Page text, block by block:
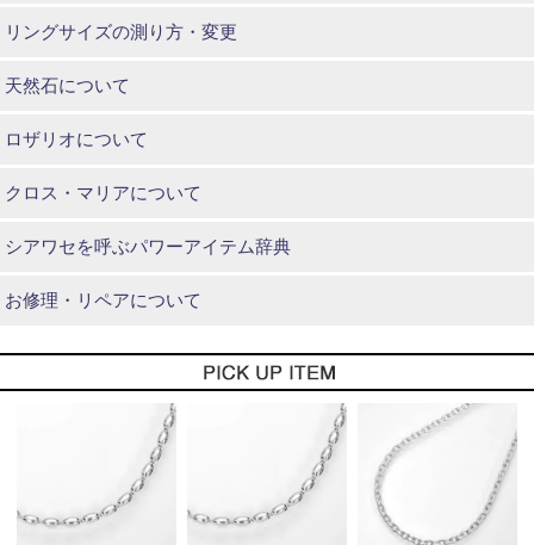
リングサイズの測り方・変更
天然石について
ロザリオについて
クロス・マリアについて
シアワセを呼ぶパワーアイテム辞典
お修理・リペアについて